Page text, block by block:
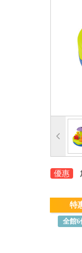
優惠
特
全館6